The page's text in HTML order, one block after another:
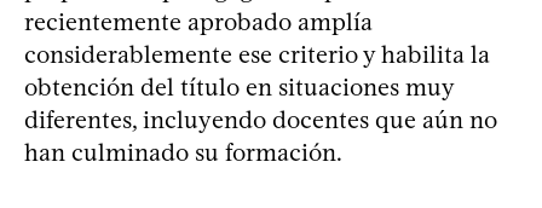
recientemente aprobado amplía
considerablemente ese criterio y habilita la
obtención del título en situaciones muy
diferentes, incluyendo docentes que aún no
han culminado su formación.